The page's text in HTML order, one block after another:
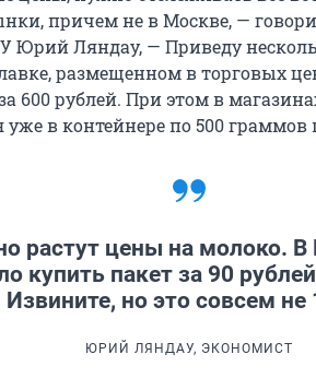
причем не в Москве, —
Юрий Ляндау, — Приведу
размещенном в торговых
600 рублей. При этом в
в контейнере по 500 граммов
растут цены на молоко. В
купить пакет за 90
Извините, но это совсем не
ЮРИЙ ЛЯНДАУ, ЭКОНОМИСТ